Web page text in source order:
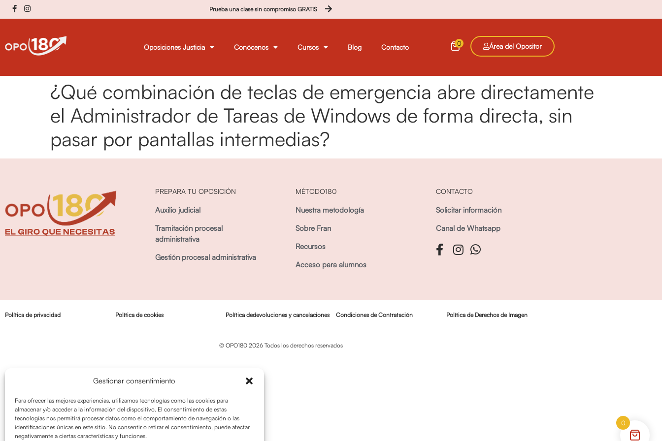
Gestionar consentimiento
Para ofrecer las mejores experiencias, utilizamos tecnologías como las cookies para
almacenar y/o acceder a la información del dispositivo. El consentimiento de estas
tecnologías nos permitirá procesar datos como el comportamiento de navegación o las
identificaciones únicas en este sitio. No consentir o retirar el consentimiento, puede afectar
negativamente a ciertas características y funciones.
Prueba una clase sin compromiso GRATIS
Oposiciones Justicia Conócenos Cursos Blog Contacto 0 Área del Opositor
¿Qué combinación de teclas de emergencia abre directamente
el Administrador de Tareas de Windows de forma directa, sin
pasar por pantallas intermedias?
PREPARA TU OPOSICIÓN
Auxilio judicial
Tramitación procesal
administrativa
Gestión procesal administrativa
MÉTODO180
Nuestra metodología
Sobre Fran
Recursos
Acceso para alumnos
CONTACTO
Solicitar información
Canal de Whatsapp
Política de privacidad Política de cookies Política dedevoluciones y cancelaciones Condiciones de Contratación Política de Derechos de Imagen
© OPO180 2026 Todos los derechos reservados
0